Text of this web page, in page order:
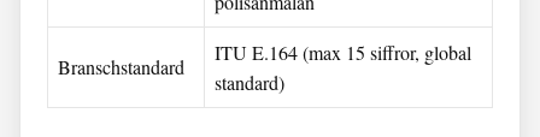
Branschstandard
ITU E.164 (max 15 siffror, global
standard)